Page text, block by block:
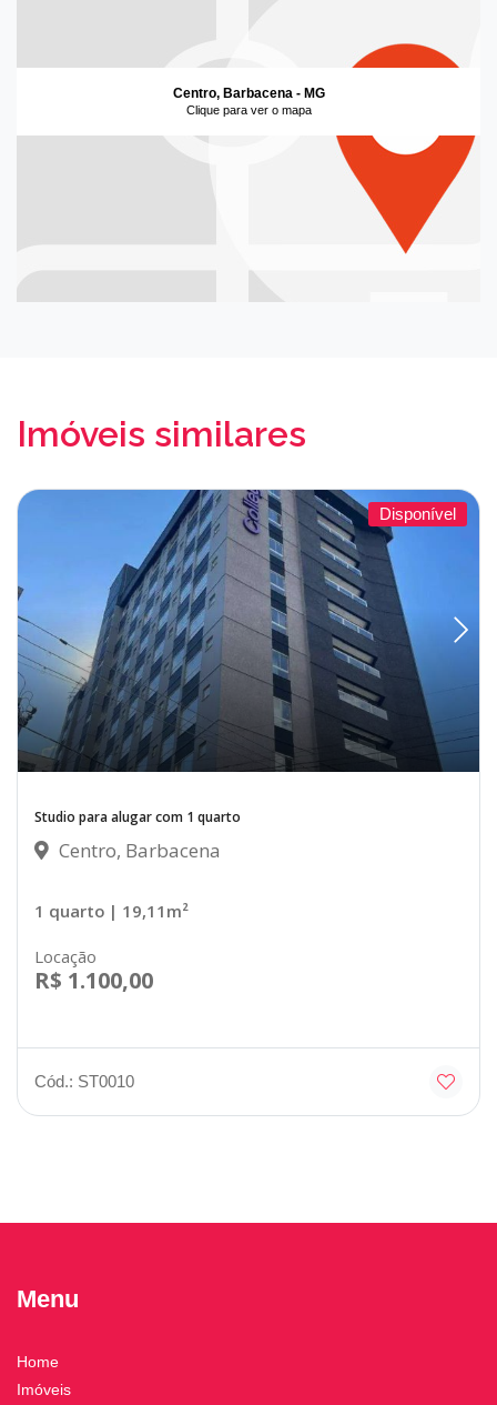
Centro, Barbacena - MG
Clique para ver o mapa
Imóveis similares
Disponível
Studio para alugar com 1 quarto
Centro, Barbacena
1 quarto | 19,11m²
Locação
R$ 1.100,00
Cód.: ST0010
Menu
Home
Imóveis